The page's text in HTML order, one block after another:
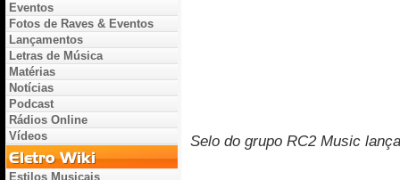
Selo do grupo RC2 Music
Eventos
Fotos de Raves & Eventos
Lançamentos
Letras de Música
Matérias
Notícias
Podcast
Rádios Online
Vídeos
Estilos Musicais